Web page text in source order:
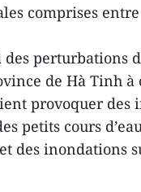
comprises entre
perturbations
de Hà Tinh à
provoquer des
petits cours
des inondations